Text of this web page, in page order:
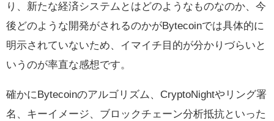
り、新たな経済システムとはどのようなものなのか、今
後どのような開発がされるのかがBytecoinでは具体的に
明示されていないため、イマイチ目的が分かりづらいと
いうのが率直な感想です。
確かにBytecoinのアルゴリズム、CryptoNightやリング署
名、キーイメージ、ブロックチェーン分析抵抗といった